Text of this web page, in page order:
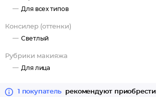
Для всех типов
Консилер (оттенки)
Светлый
Рубрики макияжа
Для лица
1 покупатель
рекомендуют приобрести